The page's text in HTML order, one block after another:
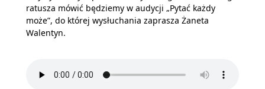
ratusza mówić będziemy w audycji „Pytać każdy
może”, do której wysłuchania zaprasza Żaneta
Walentyn.